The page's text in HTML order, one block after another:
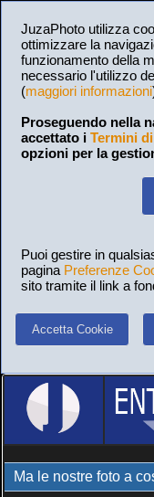
JuzaPhoto utilizza
ottimizzare la
funzionamento della
necessario l'utilizzo
(maggiori informazioni
Proseguendo nella
accettato i Termini
opzioni per la
Puoi gestire in
pagina Preferenze
sito tramite il link a
Accetta Cookie
Ma le nostre foto a